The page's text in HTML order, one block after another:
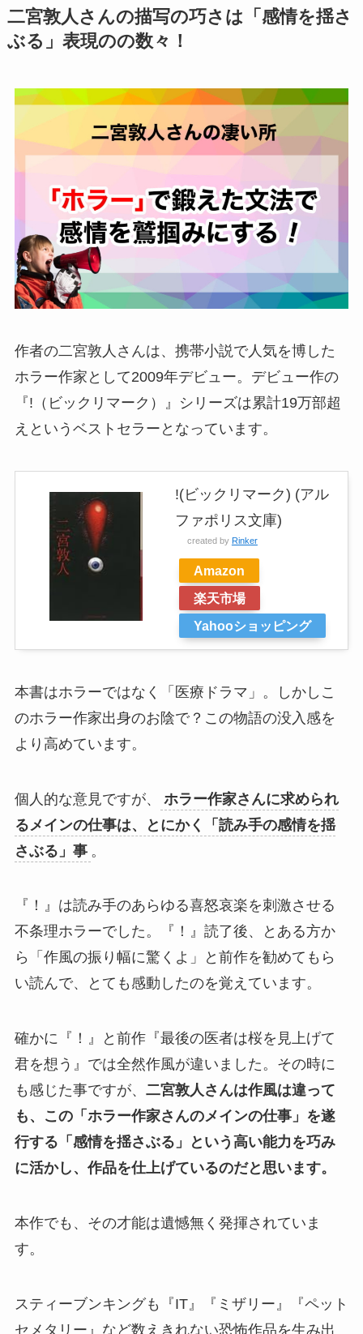
二宮敦人さんの描写の巧さは「感情を揺さ
ぶる」表現のの数々！
作者の二宮敦人さんは、携帯小説で人気を博した
ホラー作家として2009年デビュー。デビュー作の
『!（ビックリマーク）』シリーズは累計19万部超
えというベストセラーとなっています。
!(ビックリマーク) (アル
ファポリス文庫)
created by Rinker
Amazon
楽天市場
Yahooショッピング
本書はホラーではなく「医療ドラマ」。しかしこ
のホラー作家出身のお陰で？この物語の没入感を
より高めています。
個人的な意見ですが、
ホラー作家さんに求められ
るメインの仕事は、とにかく「読み手の感情を揺
さぶる」事 。
『！』は読み手のあらゆる喜怒哀楽を刺激させる
不条理ホラーでした。『！』読了後、とある方か
ら「作風の振り幅に驚くよ」と前作を勧めてもら
い読んで、とても感動したのを覚えています。
確かに『！』と前作『最後の医者は桜を見上げて
君を想う』では全然作風が違いました。その時に
も感じた事ですが、 二宮敦人さんは作風は違って
も、この「ホラー作家さんのメインの仕事」を遂
行する「感情を揺さぶる」という高い能力を巧み
に活かし、作品を仕上げているのだと思います。
本作でも、その才能は遺憾無く発揮されていま
す。
スティーブンキングも『IT』『ミザリー』『ペット
セメタリー』など数えきれない恐怖作品を生み出